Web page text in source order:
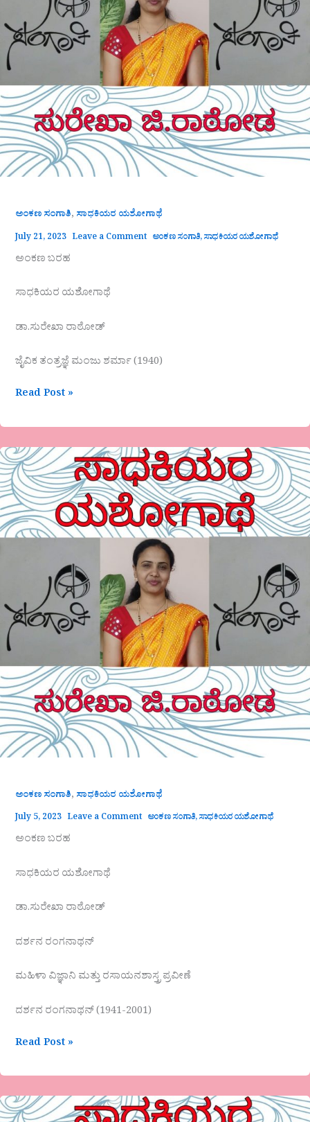
ಅಂಕಣ ಸಂಗಾತಿ, ಸಾಧಕಿಯರ ಯಶೋಗಾಥೆ
July 21, 2023 Leave a Comment ಅಂಕಣ ಸಂಗಾತಿ,ಸಾಧಕಿಯರ ಯಶೋಗಾಥೆ
ಅಂಕಣ ಬರಹ
ಸಾಧಕಿಯರ ಯಶೋಗಾಥೆ
ಡಾ.ಸುರೇಖಾ ರಾಠೋಡ್
ಜೈವಿಕ ತಂತ್ರಜ್ಞೆ ಮಂಜು ಶರ್ಮಾ (1940)
Read Post »
ಅಂಕಣ ಸಂಗಾತಿ, ಸಾಧಕಿಯರ ಯಶೋಗಾಥೆ
July 5, 2023 Leave a Comment ಅಂಕಣ ಸಂಗಾತಿ,ಸಾಧಕಿಯರ ಯಶೋಗಾಥೆ
ಅಂಕಣ ಬರಹ
ಸಾಧಕಿಯರ ಯಶೋಗಾಥೆ
ಡಾ.ಸುರೇಖಾ ರಾಠೋಡ್
ದರ್ಶನ ರಂಗನಾಥನ್
ಮಹಿಳಾ ವಿಜ್ಞಾನಿ ಮತ್ತು ರಸಾಯನಶಾಸ್ತ್ರ ಪ್ರವೀಣೆ
ದರ್ಶನ ರಂಗನಾಥನ್ (1941-2001)
Read Post »